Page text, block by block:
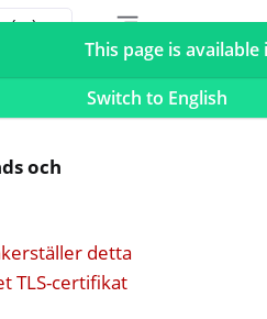
och
detta
TLS-certifikat
This page is available
Switch to English